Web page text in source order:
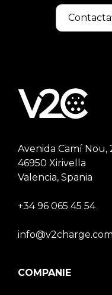
Avenida Camí Nou,
46950 Xirivella
Valencia, Spania
+34 96 065 45 54
info@v2charge.com
COMPANIE